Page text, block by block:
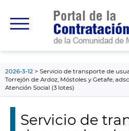
principal
2026-3-12
Servicio de transporte de
Torrejón de Ardoz, Móstoles y Getafe,
Atención Social (3 lotes)
Servicio de